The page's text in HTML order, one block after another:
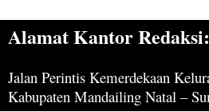
Alamat Kantor Redaksi:
Jalan Perintis Kemerdekaan
Kabupaten Mandailing Natal –